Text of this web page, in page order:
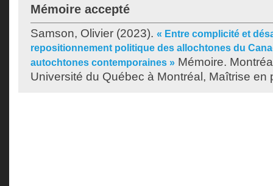
Mémoire accepté
Samson, Olivier (2023). « Entre complicité et
repositionnement politique des allochtones du
autochtones contemporaines » Mémoire.
Université du Québec à Montréal, Maîtrise en